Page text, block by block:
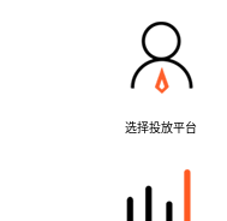
选择投放平台